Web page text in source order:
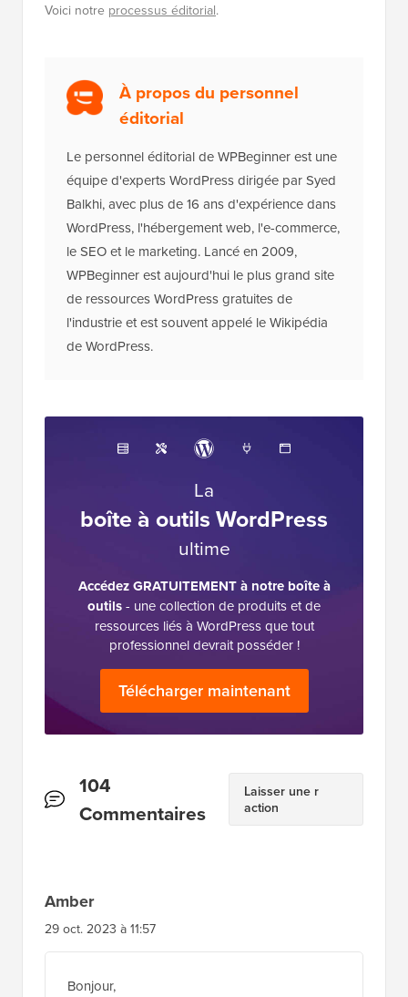
Voici notre processus éditorial.
À propos du personnel
éditorial
Le personnel éditorial de WPBeginner est une
équipe d'experts WordPress dirigée par Syed
Balkhi, avec plus de 16 ans d'expérience dans
WordPress, l'hébergement web, l'e-commerce,
le SEO et le marketing. Lancé en 2009,
WPBeginner est aujourd'hui le plus grand site
de ressources WordPress gratuites de
l'industrie et est souvent appelé le Wikipédia
de WordPress.
La
boîte à outils WordPress
ultime
Accédez GRATUITEMENT à notre boîte à
outils- une collection de produits et de
ressources liés à WordPress que tout
professionnel devrait posséder !
Télécharger maintenant
Interactions
des
104
Commentaires
Laisser une r
action
Amber
29 oct. 2023 à 11:57
Bonjour,